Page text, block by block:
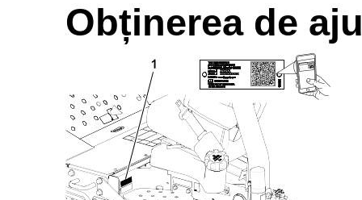
Obținerea de